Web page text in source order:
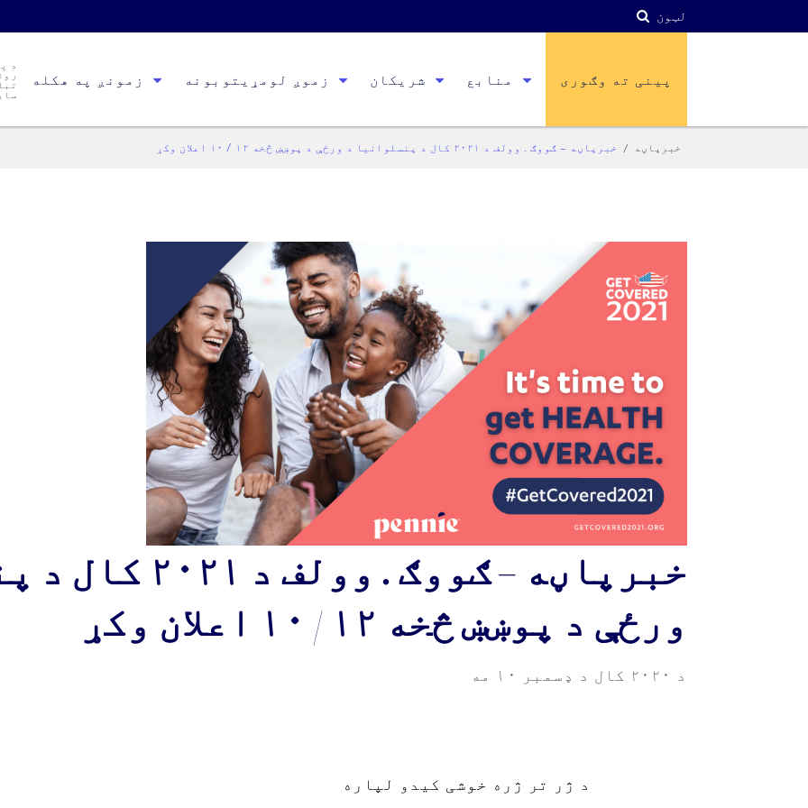
لټون
د
زمونږ په هکله زموږ لومړیتوبونه شریکان منابع پینی ته وګوری
خبرپاڼه خبرپاڼه – ګووګ . وولف د ٢٠٢١ کال د پنسلوانیا د ورځې د پوښښ څخه ١٢ / ١٠ اعلان وکړ
خبرپاڼه – ګووګ .
ورځې د پوښښ څخه ١٢ / ١٠ اعلان وکړ
د ۲۰۲۰ کال د ډسمبر ۱۰ مه
د ژر تر ژره خوشی کیدو لپاره